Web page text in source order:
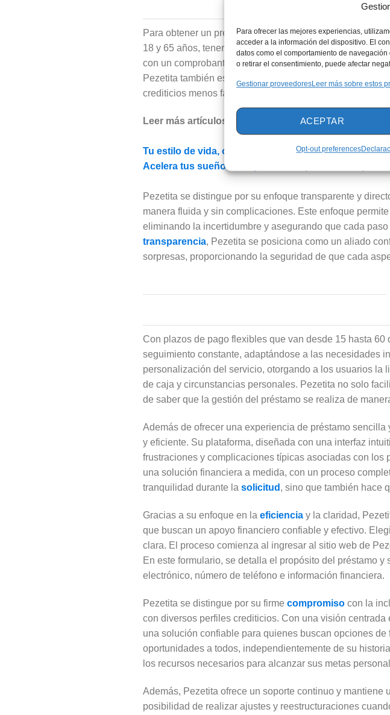
Para ofrecer las mejores experiencias,
acceder a la información del dispositivo. El
datos como el comportamiento de
o retirar el consentimiento, puede afectar
Gestionar proveedoresLeer más sobre estos
ACEPTAR
Opt-out preferences
Para obtener un préstamo con Pezetita, el proceso es
18 y 65 años, tener una cuenta bancaria propia, y
con un comprobante de domicilio reciente y prueba de
Pezetita también está comprometida con la inclusión
crediticios menos favorables, lo que amplía las
Leer más artículos relacionados:
Tu estilo de vida, optimizado: gana viajes y cashback
Acelera tus sueños con préstamos personales que
Pezetita se distingue por su enfoque transparente y
manera fluida y sin complicaciones. Este enfoque
eliminando la incertidumbre y asegurando que cada
transparencia, Pezetita se posiciona como un aliado
sorpresas, proporcionando la seguridad de que cada
Con plazos de pago flexibles que van desde 15 hasta
seguimiento constante, adaptándose a las necesidades
personalización del servicio, otorgando a los usuarios la
de caja y circunstancias personales. Pezetita no solo
de saber que la gestión del préstamo se realiza de
Además de ofrecer una experiencia de préstamo
y eficiente. Su plataforma, diseñada con una interfaz
frustraciones y complicaciones típicas asociadas con
una solución financiera a medida, con un proceso
tranquilidad durante la solicitud , sino que también hace
Gracias a su enfoque en la eficiencia y la claridad,
que buscan un apoyo financiero confiable y efectivo.
clara. El proceso comienza al ingresar al sitio web de
En este formulario, se detalla el propósito del préstamo
electrónico, número de teléfono e información financiera.
Pezetita se distingue por su firme compromiso con la
con diversos perfiles crediticios. Con una visión
una solución confiable para quienes buscan opciones
oportunidades a todos, independientemente de su
los recursos necesarios para alcanzar sus metas
Además, Pezetita ofrece un soporte continuo y
posibilidad de realizar ajustes y reestructuraciones